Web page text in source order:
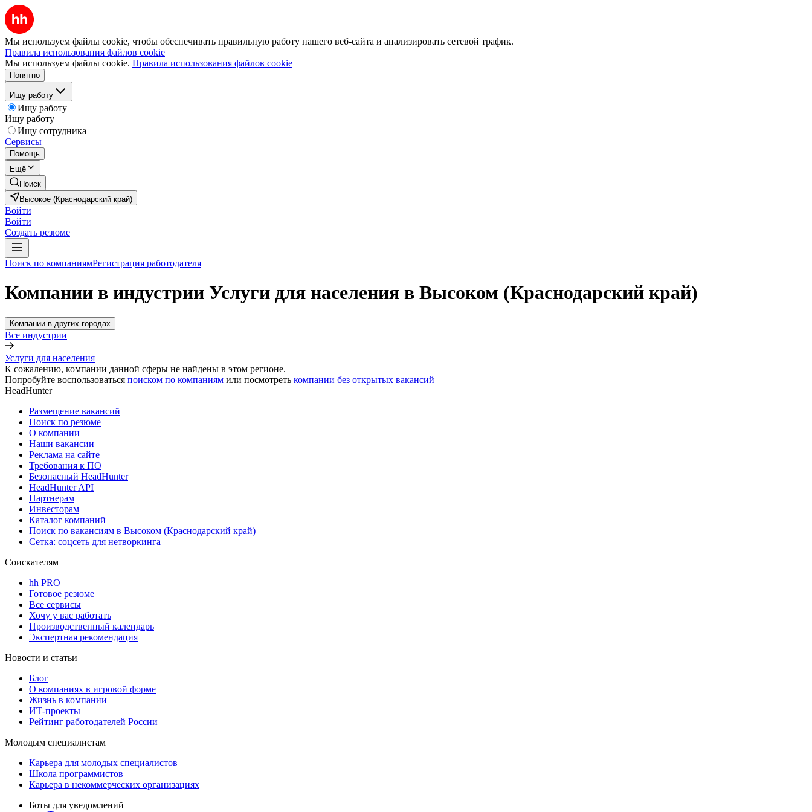
Мы используем файлы cookie, чтобы обеспечивать правильную работу нашего веб-сайта и анализировать сетевой трафик.
Правила использования файлов cookie
Мы используем файлы cookie. Правила использования файлов cookie
Понятно
Ищу работу
Ищу работу
Ищу работу
Ищу сотрудника
Сервисы
Помощь
Ещё
Поиск
Высокое (Краснодарский край)
Войти
Войти
Создать резюме
Поиск по компаниямРегистрация работодателя
Компании в индустрии Услуги для населения в Высоком (Краснодарский край)
Компании в других городах
Все индустрии
Услуги для населения
К сожалению, компании данной сферы не найдены в этом регионе.
Попробуйте воспользоваться поиском по компаниям или посмотреть компании без открытых вакансий
HeadHunter
Размещение вакансий
Поиск по резюме
О компании
Наши вакансии
Реклама на сайте
Требования к ПО
Безопасный HeadHunter
HeadHunter API
Партнерам
Инвесторам
Каталог компаний
Поиск по вакансиям в Высоком (Краснодарский край)
Сетка: соцсеть для нетворкинга
Соискателям
hh PRO
Готовое резюме
Все сервисы
Хочу у вас работать
Производственный календарь
Экспертная рекомендация
Новости и статьи
Блог
О компаниях в игровой форме
Жизнь в компании
ИТ-проекты
Рейтинг работодателей России
Молодым специалистам
Карьера для молодых специалистов
Школа программистов
Карьера в некоммерческих организациях
Боты для уведомлений